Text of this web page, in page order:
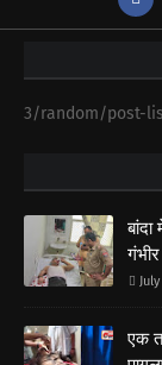
3/random/post-
एक